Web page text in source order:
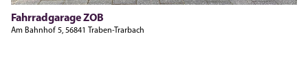
Fahrradgarage ZOB
Am Bahnhof 5, 56841 Traben-Trarbach